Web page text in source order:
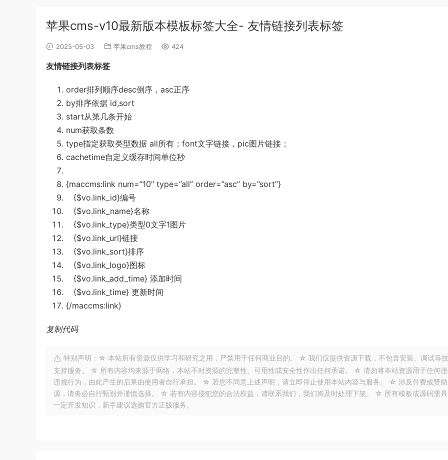
苹果cms-v10最新版本模板标签大全- 友情链接列表标签
2025-05-03 苹果cms教程 424
友情链接列表标签
order排列顺序desc倒序，asc正序
by排序依据 id,sort
start从第几条开始
num获取条数
type指定获取类型数据 all所有；font文字链接，pic图片链接；
cachetime自定义缓存时间单位秒
{maccms:link num=”10″ type=”all” order=”asc” by=”sort”}
{$vo.link_id}编号
{$vo.link_name}名称
{$vo.link_type}类型0文字1图片
{$vo.link_url}链接
{$vo.link_sort}排序
{$vo.link_logo}图标
{$vo.link_add_time} 添加时间
{$vo.link_time} 更新时间
{/maccms:link}
复制代码
特别声明：☆ 本站所有资源仅供学习和研究之用，严禁用于任何商业目的。 ☆ 我们仅提供资源下载，不包含安装、调试等
支持服务。 ☆ 所有内容均来源于网络，本站不对资源的完整性、可用性或安全性作出任何承诺。 ☆ 请勿将本站资源用于任何
违规行为，由此产生的后果由使用者自行承担。 ☆ 若您不同意上述声明，请立即停止使用本站内容与服务。 ☆ 涉及付费或赞
源，请务必自行甄别并谨慎选择。 ☆ 若有内容侵犯您的合法权益，请联系我们，我们将及时处理下架。 ☆ 所有模板或源码需
一定开发知识，新手建议选购官方正版服务。